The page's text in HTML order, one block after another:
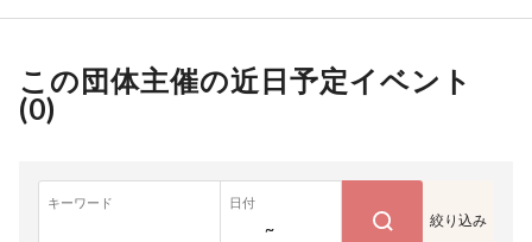
この団体主催の近日予定イベント
(0)
キーワード 日付
~ 絞り込み